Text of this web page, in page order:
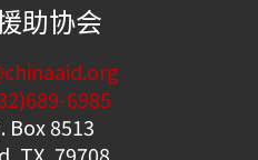
助协会
6985
Box 8513